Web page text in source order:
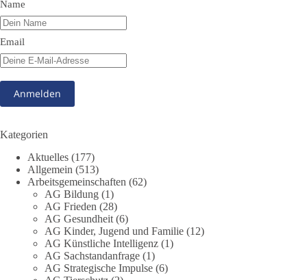
von Apollo kaum bekannt.
🟩🟩🟦🟦🟥🟥🟧🟧
Versorgungssicherheit ist keine Nebensache. Sie ist
Voraussetzung für Freiheit, Wirtschaft und den Alltag der
dieBasis steht für eine bezahlbare, sichere und unabhängige
Energieversorgung.
Eine resiliente Gesellschaft erkennt man nicht daran, wie sie
Strommangel verwaltet, sondern daran, wie sie ihn verhindert!
Quellen:
https://apollo-news.net/geheimplan-energiekrise-
bundesnetzagentur-bereitet-sich-auf-strommangel-ueber-
mehrere-tage-bis-wochen-vor/und
https://www.merkur.de/deutschland/der-geheimplan-gegen-
Name
Email
Kategorien
Aktuelles (177)
Allgemein (513)
Arbeitsgemeinschaften (62)
AG Bildung (1)
AG Frieden (28)
AG Gesundheit (6)
AG Kinder, Jugend und Familie (12)
AG Künstliche Intelligenz (1)
AG Sachstandanfrage (1)
AG Strategische Impulse (6)